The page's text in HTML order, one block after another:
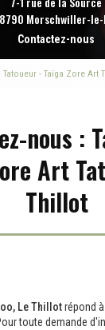
Morschwiller-le-
Contactez-nous
- Taïga Zore Art
nous :
Art
Thillot
Le Thillotrépond
toute demande